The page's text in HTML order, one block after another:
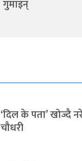
गुमाइन्
‘दिल के पता’ खोज्दै
चौधरी